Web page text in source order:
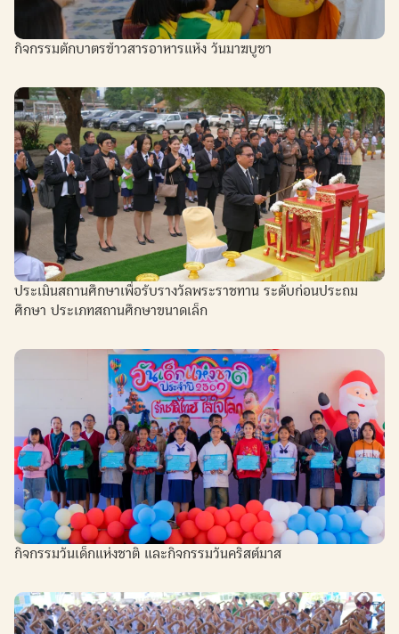
กิจกรรมตักบาตรข้าวสารอาหารแห้ง วันมาฆบูชา
ประเมินสถานศึกษาเพื่อรับรางวัลพระราชทาน ระดับก่อนประถม
ศึกษา ประเภทสถานศึกษาขนาดเล็ก
กิจกรรมวันเด็กแห่งชาติ และกิจกรรมวันคริสต์มาส